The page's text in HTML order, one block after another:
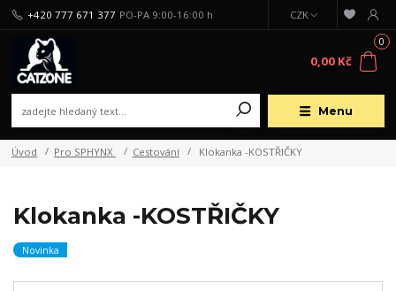
Menu
CZK
+420 777 671 377 PO-PA 9:00-16:00 h
0
0,00 Kč
Úvod Pro SPHYNX Cestování Klokanka -KOSTŘIČKY
Klokanka -KOSTŘIČKY
Novinka